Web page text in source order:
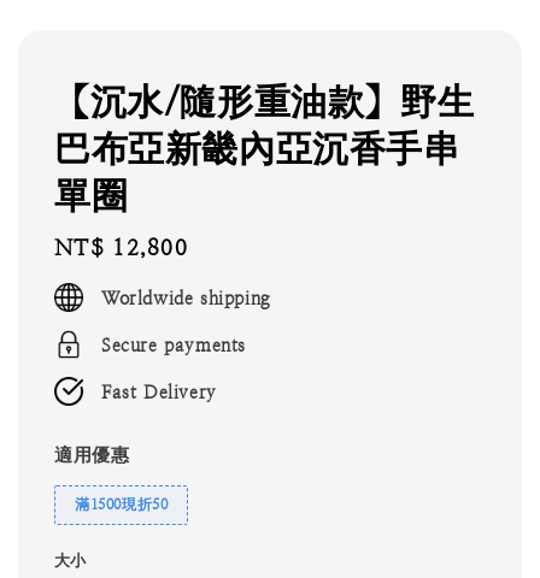
【沉水/隨形重油款】野生
巴布亞新畿內亞沉香手串
單圈
Regular
price
NT$ 12,800
Worldwide shipping
Secure payments
Fast Delivery
適用優惠
滿1500現折50
大小